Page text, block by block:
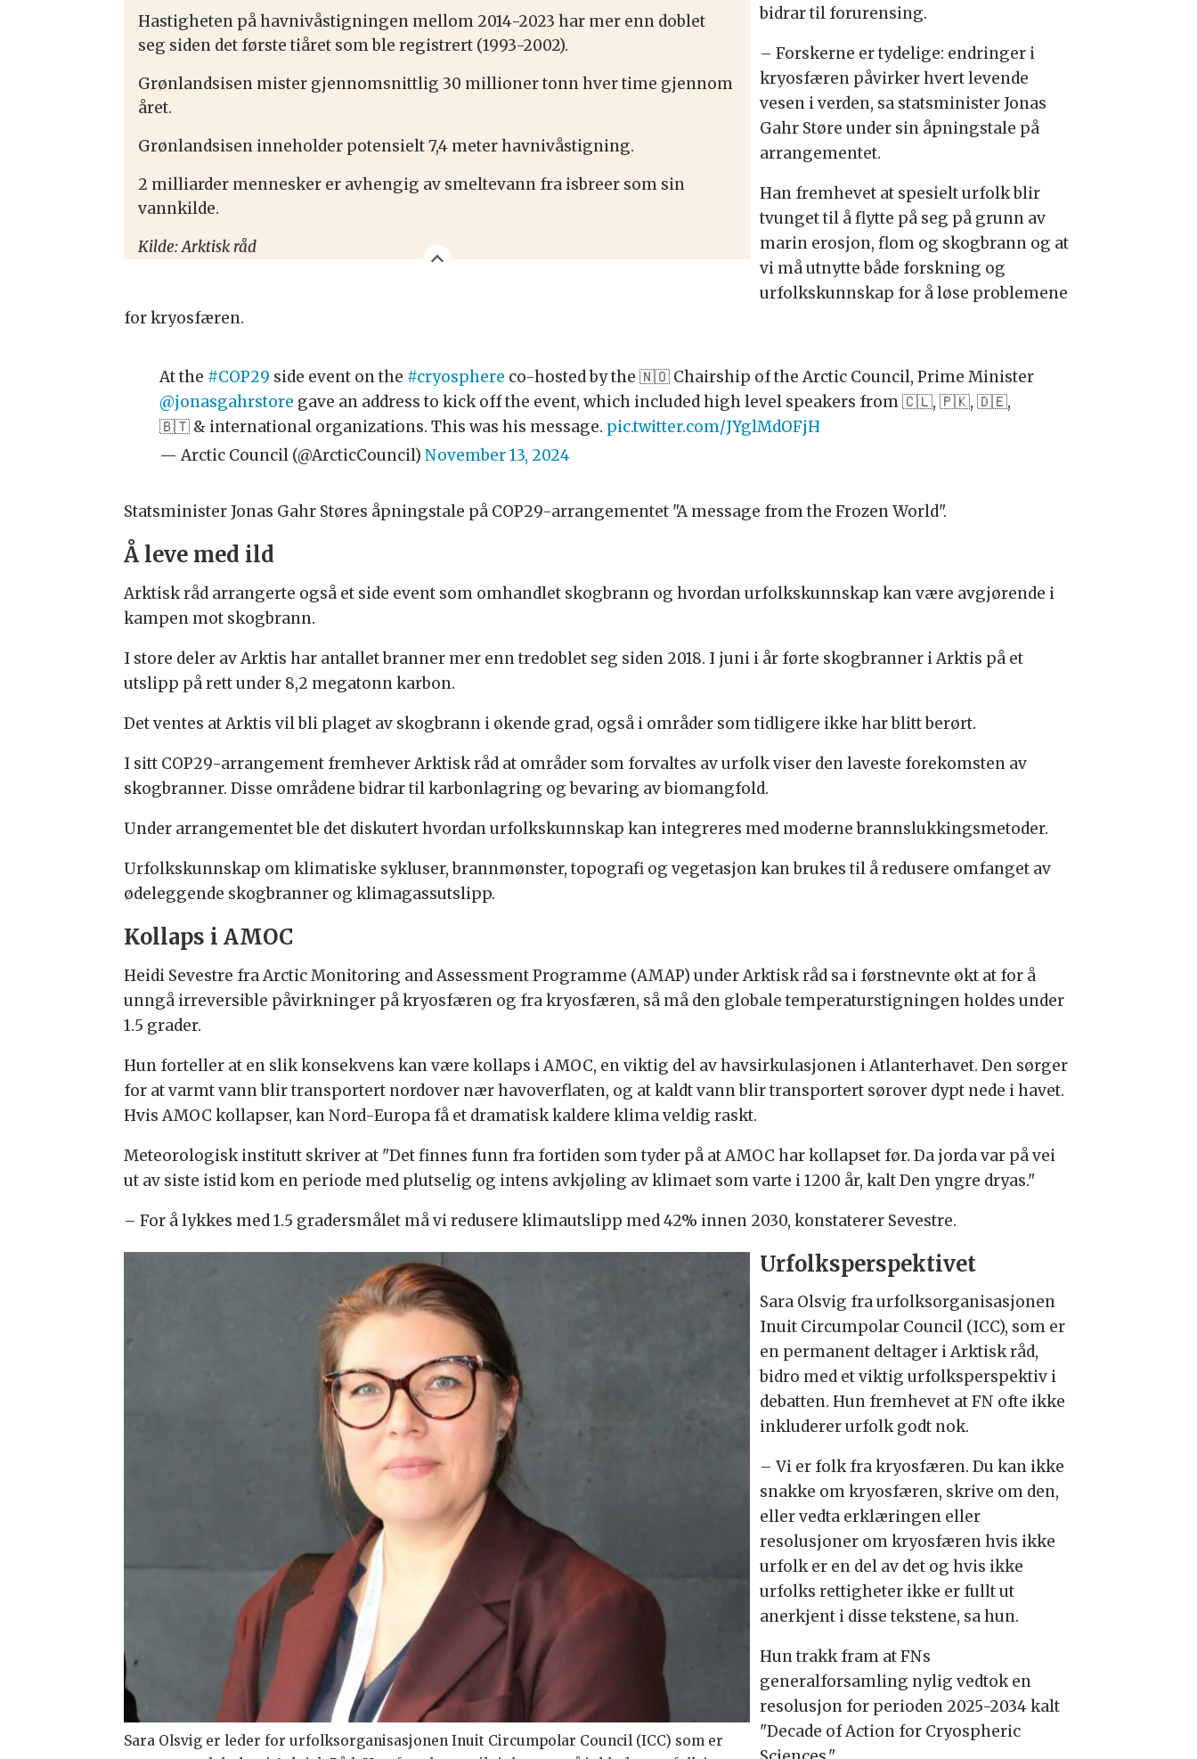
Hastigheten på havnivåstigningen mellom 2014-2023 har mer enn doblet
seg siden det første tiåret som ble registrert (1993-2002).
Grønlandsisen mister gjennomsnittlig 30 millioner tonn hver time gjennom
året.
Grønlandsisen inneholder potensielt 7,4 meter havnivåstigning.
2 milliarder mennesker er avhengig av smeltevann fra isbreer som sin
vannkilde.
Kilde: Arktisk råd
bidrar til forurensing.
– Forskerne er tydelige: endringer i
kryosfæren påvirker hvert levende
vesen i verden, sa statsminister Jonas
Gahr Støre under sin åpningstale på
arrangementet.
Han fremhevet at spesielt urfolk blir
tvunget til å flytte på seg på grunn av
marin erosjon, flom og skogbrann og at
vi må utnytte både forskning og
urfolkskunnskap for å løse problemene
for kryosfæren.
At the #COP29 side event on the #cryosphere co-hosted by the 🇳🇴 Chairship of the Arctic Council, Prime Minister
@jonasgahrstore gave an address to kick off the event, which included high level speakers from 🇨🇱, 🇵🇰, 🇩🇪,
🇧🇹 & international organizations. This was his message. pic.twitter.com/JYglMdOFjH
— Arctic Council (@ArcticCouncil)November 13, 2024
Statsminister Jonas Gahr Støres åpningstale på COP29-arrangementet "A message from the Frozen World".
Å leve med ild
Arktisk råd arrangerte også et side event som omhandlet skogbrann og hvordan urfolkskunnskap kan være avgjørende i
kampen mot skogbrann.
I store deler av Arktis har antallet branner mer enn tredoblet seg siden 2018. I juni i år førte skogbranner i Arktis på et
utslipp på rett under 8,2 megatonn karbon.
Det ventes at Arktis vil bli plaget av skogbrann i økende grad, også i områder som tidligere ikke har blitt berørt.
I sitt COP29-arrangement fremhever Arktisk råd at områder som forvaltes av urfolk viser den laveste forekomsten av
skogbranner. Disse områdene bidrar til karbonlagring og bevaring av biomangfold.
Under arrangementet ble det diskutert hvordan urfolkskunnskap kan integreres med moderne brannslukkingsmetoder.
Urfolkskunnskap om klimatiske sykluser, brannmønster, topografi og vegetasjon kan brukes til å redusere omfanget av
ødeleggende skogbranner og klimagassutslipp.
Kollaps i AMOC
Heidi Sevestre fraArctic Monitoring and Assessment Programme (AMAP) under Arktisk råd sa i førstnevnte økt at for å
unngå irreversible påvirkninger på kryosfæren og fra kryosfæren, så må den globale temperaturstigningen holdes under
1.5 grader.
Hun forteller at en slik konsekvens kan være kollaps i AMOC, en viktig del av havsirkulasjonen i Atlanterhavet. Den sørger
for at varmt vann blir transportert nordover nær havoverflaten, og at kaldt vann blir transportert sørover dypt nede i havet.
Hvis AMOC kollapser, kan Nord-Europa få et dramatisk kaldere klima veldig raskt.
Meteorologisk institutt skriver at "Det finnes funn fra fortiden som tyder på at AMOC har kollapset før. Da jorda var på vei
ut av siste istid kom en periode med plutselig og intens avkjøling av klimaet som varte i 1200 år, kalt Den yngre dryas."
– For å lykkes med 1.5 gradersmålet må vi redusere klimautslipp med 42% innen 2030, konstaterer Sevestre.
Sara Olsvig er leder for urfolksorganisasjonen Inuit Circumpolar Council (ICC) som er
Urfolksperspektivet
Sara Olsvig fra urfolksorganisasjonen
Inuit Circumpolar Council (ICC), som er
en permanent deltager i Arktisk råd,
bidro med et viktig urfolksperspektiv i
debatten. Hun fremhevet at FN ofte ikke
inkluderer urfolk godt nok.
– Vi er folk fra kryosfæren. Du kan ikke
snakke om kryosfæren, skrive om den,
eller vedta erklæringen eller
resolusjoner om kryosfæren hvis ikke
urfolk er en del av det og hvis ikke
urfolks rettigheter ikke er fullt ut
anerkjent i disse tekstene, sa hun.
Hun trakk fram at FNs
generalforsamling nylig vedtok en
resolusjon for perioden 2025-2034 kalt
"Decade of Action for Cryospheric